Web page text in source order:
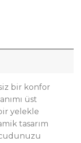
bir konfor
üst
yelekle
tasarım